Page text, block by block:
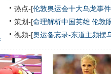
热点-[伦敦奥运会十大乌龙事件
策划-[命理解析中国英雄 伦敦
视频-[奥运备忘录-东道主频摆